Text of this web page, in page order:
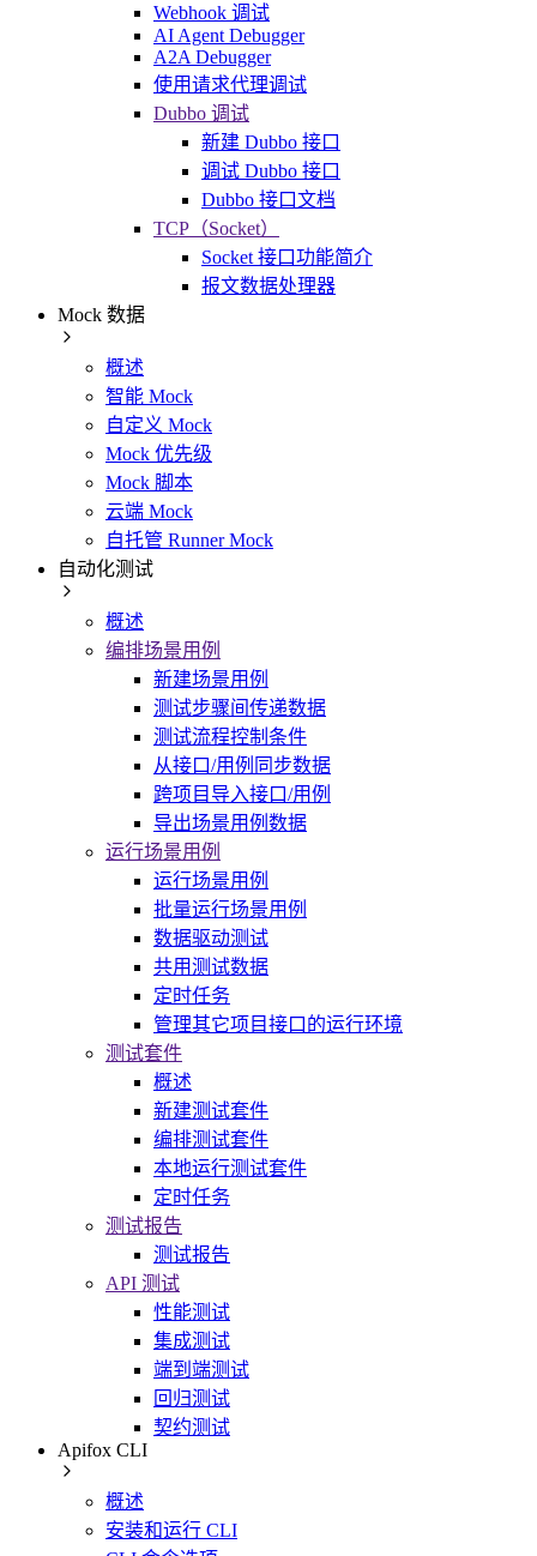
Webhook 调试
AI Agent Debugger
A2A Debugger
使用请求代理调试
Dubbo 调试
新建 Dubbo 接口
调试 Dubbo 接口
Dubbo 接口文档
TCP（Socket）
Socket 接口功能简介
报文数据处理器
Mock 数据
概述
智能 Mock
自定义 Mock
Mock 优先级
Mock 脚本
云端 Mock
自托管 Runner Mock
自动化测试
概述
编排场景用例
新建场景用例
测试步骤间传递数据
测试流程控制条件
从接口/用例同步数据
跨项目导入接口/用例
导出场景用例数据
运行场景用例
运行场景用例
批量运行场景用例
数据驱动测试
共用测试数据
定时任务
管理其它项目接口的运行环境
测试套件
概述
新建测试套件
编排测试套件
本地运行测试套件
定时任务
测试报告
测试报告
API 测试
性能测试
集成测试
端到端测试
回归测试
契约测试
Apifox CLI
概述
安装和运行 CLI